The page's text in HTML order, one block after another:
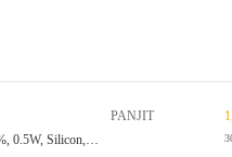
Zener Diode, 11V V(Z), 5%, 0.5W, Silicon, Unidirectional
PANJIT